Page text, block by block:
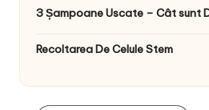
3 Șampoane Uscate – Cât sunt
Recoltarea De Celule Stem